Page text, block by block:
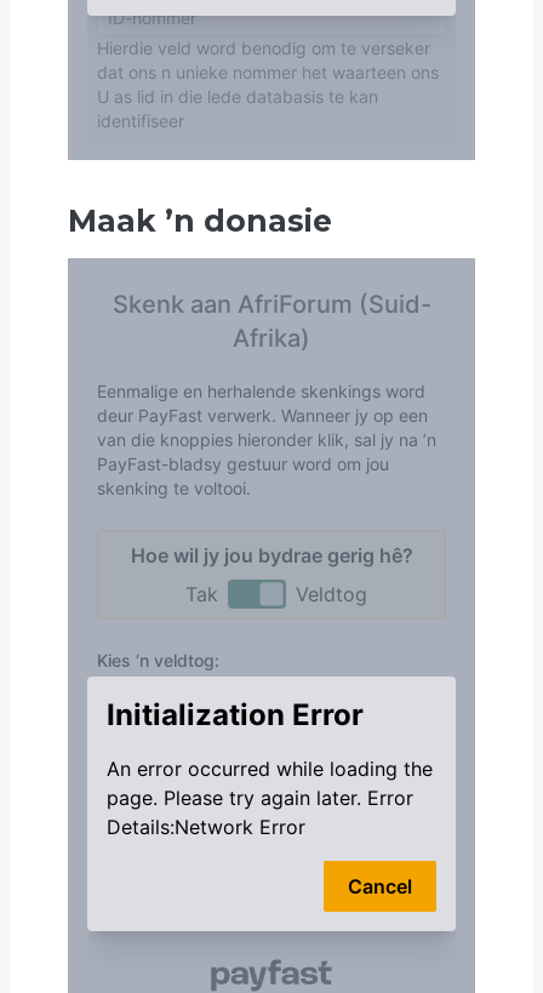
Maak ’n donasie